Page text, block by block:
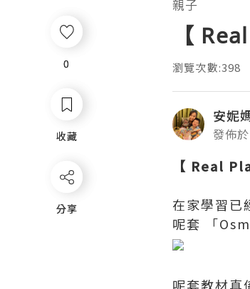
0
收藏
分享
親子
【
瀏覽次數:398
安妮
發佈
【 Real
在家學習已
呢套 「
呢套教材真
0
收藏
分享